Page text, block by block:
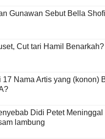
Gunawan Sebut Bella
Cut tari Hamil
17 Nama Artis yang (konon)
Didi Petet
lambung